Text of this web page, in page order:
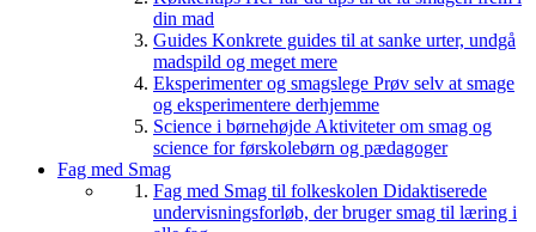
din mad
Guides Konkrete guides til at sanke urter, undgå
madspild og meget mere
Eksperimenter og smagslege Prøv selv at smage
og eksperimentere derhjemme
Science i børnehøjde Aktiviteter om smag og
science for førskolebørn og pædagoger
Fag med Smag
Fag med Smag til folkeskolen Didaktiserede
undervisningsforløb, der bruger smag til læring i